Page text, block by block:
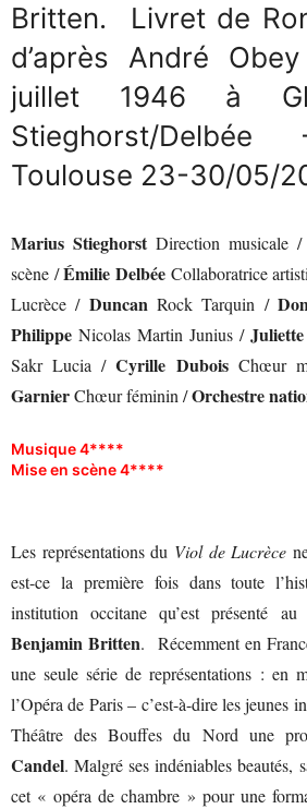
Britten. Livret de
d’après André
juillet 1946 à
Stieghorst/
Toulouse 23-30/05/
Marius StieghorstDirection musicale /
scène /Émilie DelbéeCollaboratrice
Lucrèce / DuncanRock Tarquin /
Philippe Nicolas Martin Junius / Juliette
Sakr Lucia /Cyrille DuboisChœur
GarnierChœur féminin /Orchestre
Musique 4****
Mise en scène 4****
Les représentations du Viol de Lucrèce
est-ce la première fois dans toute
institution occitane qu’est présenté
Benjamin Britten. Récemment en
une seule série de représentations : en
l’Opéra de Paris – c’est-à-dire les jeunes
Théâtre des Bouffes du Nord une
Candel. Malgré ses indéniables beautés,
cet « opéra de chambre » pour une